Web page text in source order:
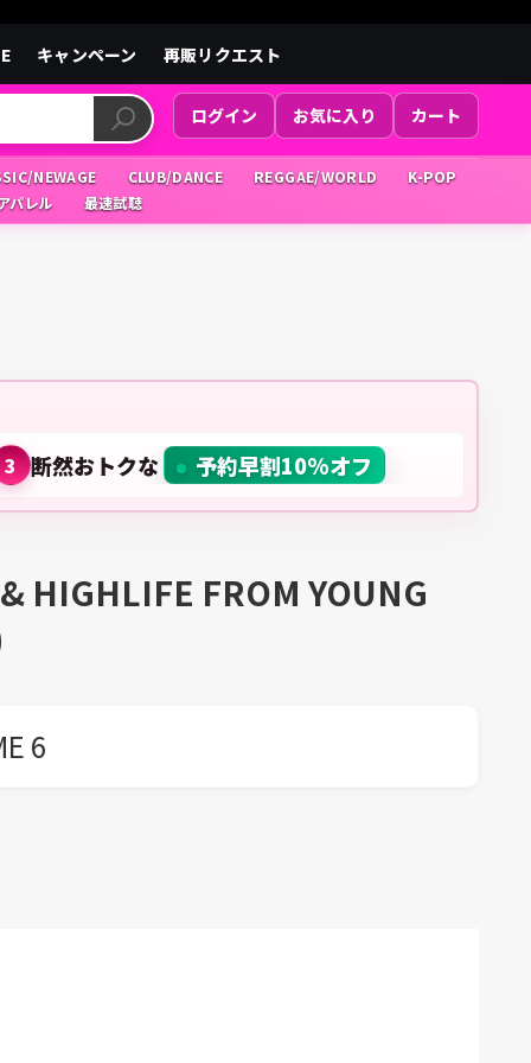
キャンペーン 再販リクエスト
ログイン お気に入り カート
NEWAGE CLUB/DANCE REGGAE/WORLD
K-POP
パレル
最速試聴
3 断然おトクな 予約早割10%オフ
HIGHLIFE FROM YOUNG
6